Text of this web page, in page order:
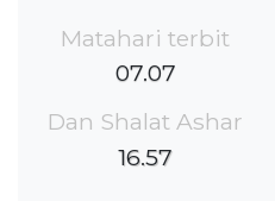
Matahari terbit
07.07
Dan Shalat Ashar
16.57